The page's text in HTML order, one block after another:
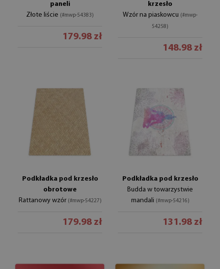
paneli
Złote liście (#mwp-54383)
179.98 zł
krzesło
Wzór na piaskowcu (#mwp-
54258)
148.98 zł
Podkładka pod krzesło
obrotowe
Rattanowy wzór (#mwp-54227)
179.98 zł
Podkładka pod krzesło
Budda w towarzystwie
mandali (#mwp-54216)
131.98 zł